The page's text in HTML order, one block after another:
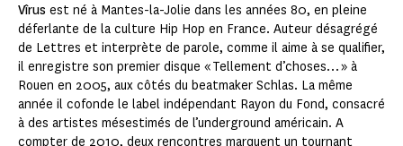
Vîrus est né à Mantes-la-Jolie dans les années 80, en pleine
déferlante de la culture Hip Hop en France. Auteur désagrégé
de Lettres et interprète de parole, comme il aime à se qualifier,
il enregistre son premier disque « Tellement d’choses… » à
Rouen en 2005, aux côtés du beatmaker Schlas. La même
année il cofonde le label indépendant Rayon du Fond, consacré
à des artistes mésestimés de l’underground américain. A
compter de 2010, deux rencontres marquent un tournant